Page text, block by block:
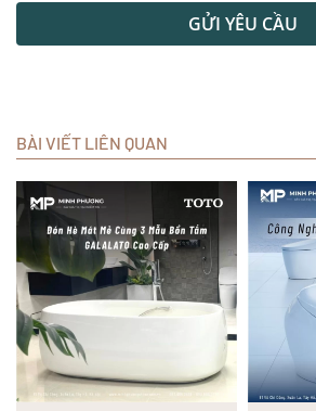
GỬI YÊU CẦU
BÀI VIẾT LIÊN QUAN